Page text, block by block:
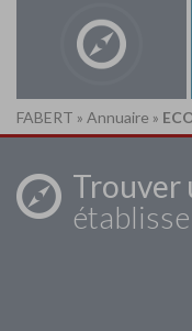
FABERT » Annuaire »
Trouver